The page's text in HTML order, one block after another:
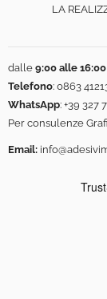
LA
dalle 9:00 alle
Telefono: 0863
WhatsApp: +39 327
Per consulenze
Email: